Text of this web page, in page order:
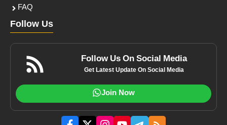
FAQ
Follow Us
Follow Us On Social Media
Get Latest Update On Social Media
Join Now